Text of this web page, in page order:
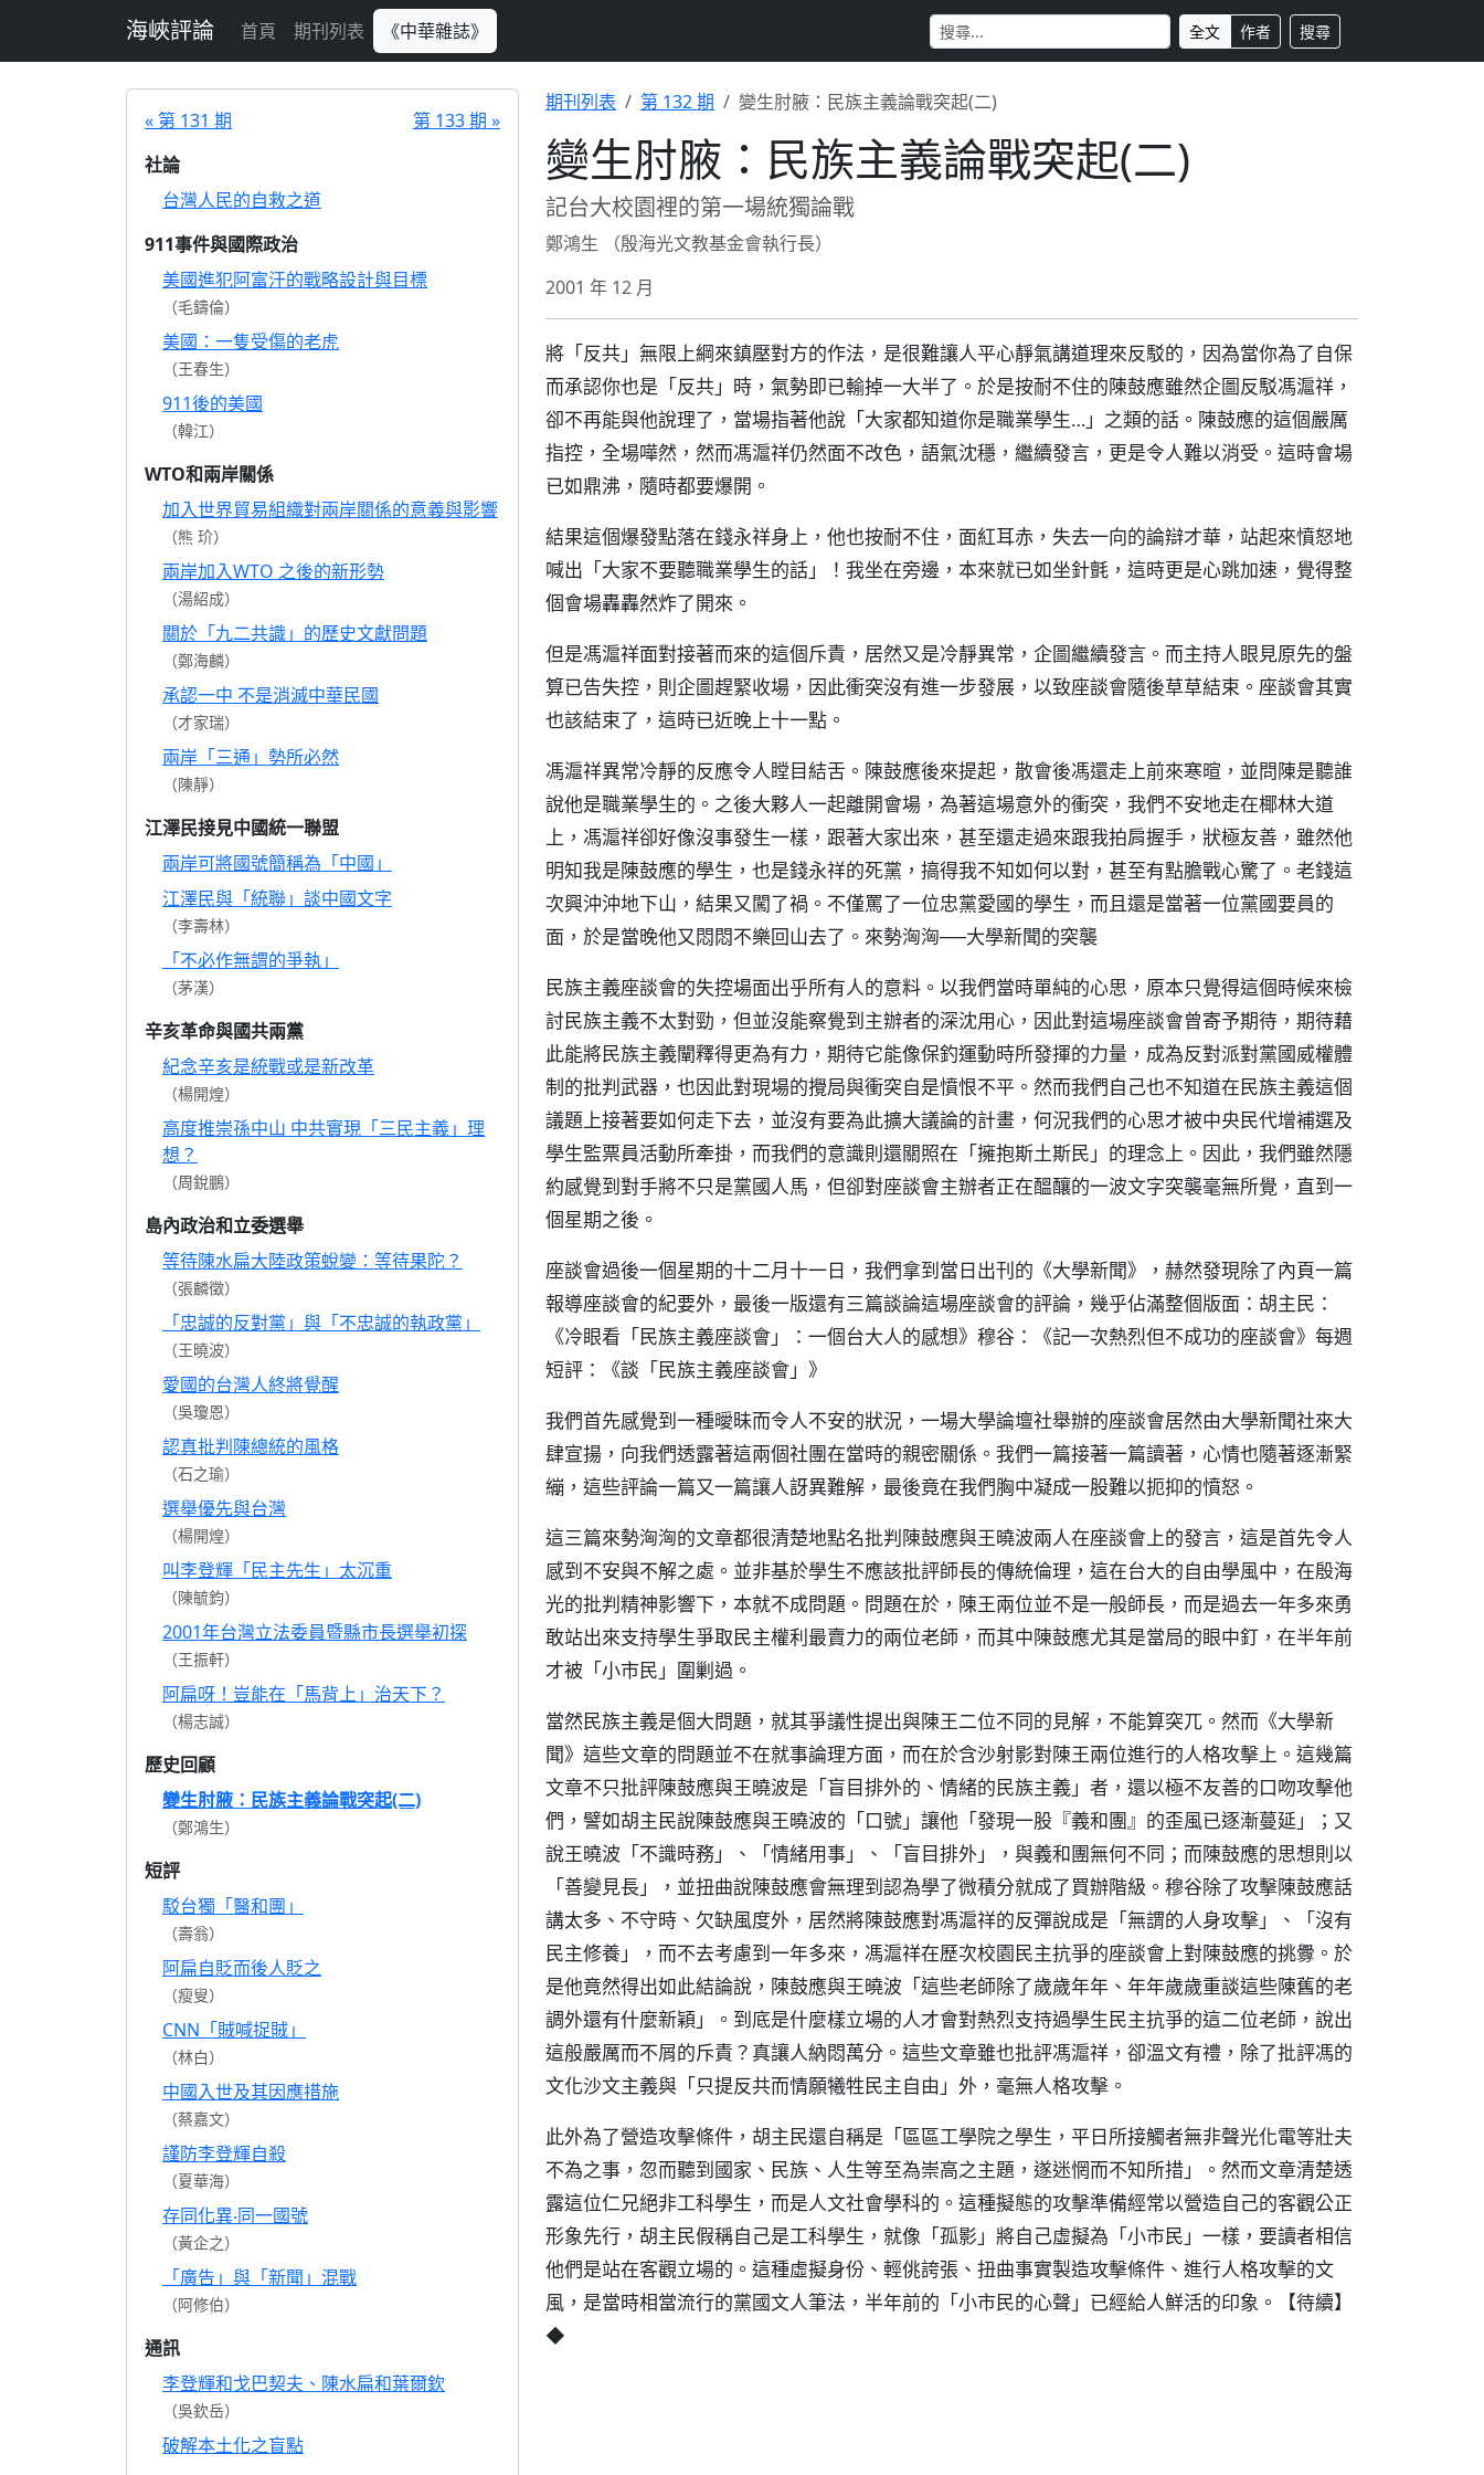
海峽評論 首頁 期刊列表 《中華雜誌》 全文 作者 搜尋
« 第 131 期
第 133 期 »
社論
台灣人民的自救之道
911事件與國際政治
美國進犯阿富汗的戰略設計與目標
（毛鑄倫）
美國：一隻受傷的老虎
（王春生）
911後的美國
（韓江）
WTO和兩岸關係
加入世界貿易組織對兩岸關係的意義與影響
（熊 玠）
兩岸加入WTO 之後的新形勢
（湯紹成）
關於「九二共識」的歷史文獻問題
（鄭海麟）
承認一中 不是消滅中華民國
（才家瑞）
兩岸「三通」勢所必然
（陳靜）
江澤民接見中國統一聯盟
兩岸可將國號簡稱為「中國」
江澤民與「統聯」談中國文字
（李壽林）
「不必作無謂的爭執」
（茅漢）
辛亥革命與國共兩黨
紀念辛亥是統戰或是新改革
（楊開煌）
高度推崇孫中山 中共實現「三民主義」理
想？
（周銳鵬）
島內政治和立委選舉
等待陳水扁大陸政策蛻變：等待果陀？
（張麟徵）
「忠誠的反對黨」與「不忠誠的執政黨」
（王曉波）
愛國的台灣人終將覺醒
（吳瓊恩）
認真批判陳總統的風格
（石之瑜）
選舉優先與台灣
（楊開煌）
叫李登輝「民主先生」太沉重
（陳毓鈞）
2001年台灣立法委員暨縣市長選舉初探
（王振軒）
阿扁呀！豈能在「馬背上」治天下？
（楊志誠）
歷史回顧
變生肘腋：民族主義論戰突起(二)
（鄭鴻生）
短評
駁台獨「醫和團」
（壽翁）
阿扁自貶而後人貶之
（瘦叟）
CNN「賊喊捉賊」
（林白）
中國入世及其因應措施
（蔡嘉文）
謹防李登輝自殺
（夏華海）
存同化異‧同一國號
（黃企之）
「廣告」與「新聞」混戰
（阿修伯）
通訊
李登輝和戈巴契夫、陳水扁和葉爾欽
（吳欽岳）
破解本土化之盲點
期刊列表 第 132 期 變生肘腋：民族主義論戰突起(二)
變生肘腋：民族主義論戰突起(二)
記台大校園裡的第一場統獨論戰
鄭鴻生 （殷海光文教基金會執行長）
2001 年 12 月
將「反共」無限上綱來鎮壓對方的作法，是很難讓人平心靜氣講道理來反駁的，因為當你為了自保
而承認你也是「反共」時，氣勢即已輸掉一大半了。於是按耐不住的陳鼓應雖然企圖反駁馮滬祥，
卻不再能與他說理了，當場指著他說「大家都知道你是職業學生…」之類的話。陳鼓應的這個嚴厲
指控，全場嘩然，然而馮滬祥仍然面不改色，語氣沈穩，繼續發言，更是令人難以消受。這時會場
已如鼎沸，隨時都要爆開。
結果這個爆發點落在錢永祥身上，他也按耐不住，面紅耳赤，失去一向的論辯才華，站起來憤怒地
喊出「大家不要聽職業學生的話」！我坐在旁邊，本來就已如坐針氈，這時更是心跳加速，覺得整
個會場轟轟然炸了開來。
但是馮滬祥面對接著而來的這個斥責，居然又是冷靜異常，企圖繼續發言。而主持人眼見原先的盤
算已告失控，則企圖趕緊收場，因此衝突沒有進一步發展，以致座談會隨後草草結束。座談會其實
也該結束了，這時已近晚上十一點。
馮滬祥異常冷靜的反應令人瞠目結舌。陳鼓應後來提起，散會後馮還走上前來寒暄，並問陳是聽誰
說他是職業學生的。之後大夥人一起離開會場，為著這場意外的衝突，我們不安地走在椰林大道
上，馮滬祥卻好像沒事發生一樣，跟著大家出來，甚至還走過來跟我拍肩握手，狀極友善，雖然他
明知我是陳鼓應的學生，也是錢永祥的死黨，搞得我不知如何以對，甚至有點膽戰心驚了。老錢這
次興沖沖地下山，結果又闖了禍。不僅罵了一位忠黨愛國的學生，而且還是當著一位黨國要員的
面，於是當晚他又悶悶不樂回山去了。來勢洶洶──大學新聞的突襲
民族主義座談會的失控場面出乎所有人的意料。以我們當時單純的心思，原本只覺得這個時候來檢
討民族主義不太對勁，但並沒能察覺到主辦者的深沈用心，因此對這場座談會曾寄予期待，期待藉
此能將民族主義闡釋得更為有力，期待它能像保釣運動時所發揮的力量，成為反對派對黨國威權體
制的批判武器，也因此對現場的攪局與衝突自是憤恨不平。然而我們自己也不知道在民族主義這個
議題上接著要如何走下去，並沒有要為此擴大議論的計畫，何況我們的心思才被中央民代增補選及
學生監票員活動所牽掛，而我們的意識則還關照在「擁抱斯土斯民」的理念上。因此，我們雖然隱
約感覺到對手將不只是黨國人馬，但卻對座談會主辦者正在醞釀的一波文字突襲毫無所覺，直到一
個星期之後。
座談會過後一個星期的十二月十一日，我們拿到當日出刊的《大學新聞》，赫然發現除了內頁一篇
報導座談會的紀要外，最後一版還有三篇談論這場座談會的評論，幾乎佔滿整個版面：胡主民：
《冷眼看「民族主義座談會」：一個台大人的感想》穆谷：《記一次熱烈但不成功的座談會》每週
短評：《談「民族主義座談會」》
我們首先感覺到一種曖昧而令人不安的狀況，一場大學論壇社舉辦的座談會居然由大學新聞社來大
肆宣揚，向我們透露著這兩個社團在當時的親密關係。我們一篇接著一篇讀著，心情也隨著逐漸緊
繃，這些評論一篇又一篇讓人訝異難解，最後竟在我們胸中凝成一股難以扼抑的憤怒。
這三篇來勢洶洶的文章都很清楚地點名批判陳鼓應與王曉波兩人在座談會上的發言，這是首先令人
感到不安與不解之處。並非基於學生不應該批評師長的傳統倫理，這在台大的自由學風中，在殷海
光的批判精神影響下，本就不成問題。問題在於，陳王兩位並不是一般師長，而是過去一年多來勇
敢站出來支持學生爭取民主權利最賣力的兩位老師，而其中陳鼓應尤其是當局的眼中釘，在半年前
才被「小市民」圍剿過。
當然民族主義是個大問題，就其爭議性提出與陳王二位不同的見解，不能算突兀。然而《大學新
聞》這些文章的問題並不在就事論理方面，而在於含沙射影對陳王兩位進行的人格攻擊上。這幾篇
文章不只批評陳鼓應與王曉波是「盲目排外的、情緒的民族主義」者，還以極不友善的口吻攻擊他
們，譬如胡主民說陳鼓應與王曉波的「口號」讓他「發現一股『義和團』的歪風已逐漸蔓延」；又
說王曉波「不識時務」、「情緒用事」、「盲目排外」，與義和團無何不同；而陳鼓應的思想則以
「善變見長」，並扭曲說陳鼓應會無理到認為學了微積分就成了買辦階級。穆谷除了攻擊陳鼓應話
講太多、不守時、欠缺風度外，居然將陳鼓應對馮滬祥的反彈說成是「無謂的人身攻擊」、「沒有
民主修養」，而不去考慮到一年多來，馮滬祥在歷次校園民主抗爭的座談會上對陳鼓應的挑釁。於
是他竟然得出如此結論說，陳鼓應與王曉波「這些老師除了歲歲年年、年年歲歲重談這些陳舊的老
調外還有什麼新穎」。到底是什麼樣立場的人才會對熱烈支持過學生民主抗爭的這二位老師，說出
這般嚴厲而不屑的斥責？真讓人納悶萬分。這些文章雖也批評馮滬祥，卻溫文有禮，除了批評馮的
文化沙文主義與「只提反共而情願犧牲民主自由」外，毫無人格攻擊。
此外為了營造攻擊條件，胡主民還自稱是「區區工學院之學生，平日所接觸者無非聲光化電等壯夫
不為之事，忽而聽到國家、民族、人生等至為崇高之主題，遂迷惘而不知所措」。然而文章清楚透
露這位仁兄絕非工科學生，而是人文社會學科的。這種擬態的攻擊準備經常以營造自己的客觀公正
形象先行，胡主民假稱自己是工科學生，就像「孤影」將自己虛擬為「小市民」一樣，要讀者相信
他們是站在客觀立場的。這種虛擬身份、輕佻誇張、扭曲事實製造攻擊條件、進行人格攻擊的文
風，是當時相當流行的黨國文人筆法，半年前的「小市民的心聲」已經給人鮮活的印象。【待續】
◆